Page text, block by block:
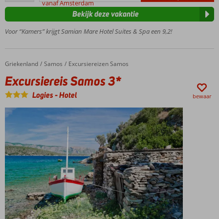
het
going
&
relaxte
Moderne en
comfortabele
kamers
vanaf Amsterdam
Voor “Kamers” krijgt Samian Mare Hotel Suites & Spa een 9,2!
Bekijk deze vakantie
Home
Griekenland Samos Excursiereizen Samos
Excursiereis Samos 3*
Excursiereis Samos 3*
Logies-Hotel bewaar